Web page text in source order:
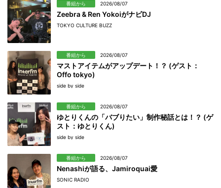
番組から 2026/08/07
Zeebra & Ren YokoiがナビDJ
TOKYO CULTURE BUZZ
番組から 2026/08/07
マストアイテムがアップデート！？ (ゲスト：
Offo tokyo)
side by side
番組から 2026/08/07
ゆとりくんの「バブりたい」制作秘話とは！？ (ゲ
スト：ゆとりくん)
side by side
番組から 2026/08/07
Nenashiが語る、Jamiroquai愛
SONIC RADIO